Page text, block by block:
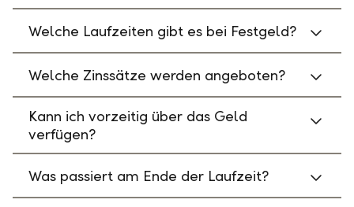
Welche Laufzeiten gibt es bei Festgeld?
Welche Zinssätze werden angeboten?
Kann ich vorzeitig über das Geld
verfügen?
Was passiert am Ende der Laufzeit?